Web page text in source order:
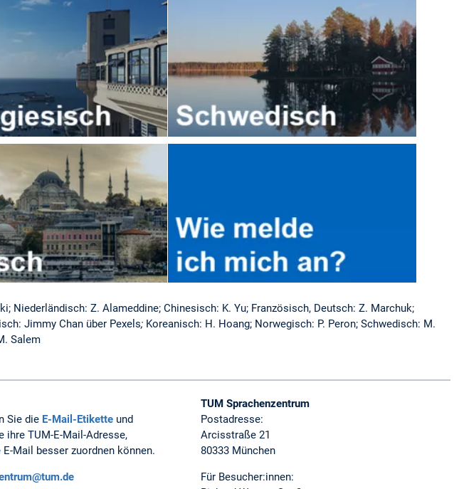
Niederländisch: Z. Alameddine; Chinesisch: K. Yu; Französisch, Deutsch: Z. Marchuk;
Jimmy Chan über Pexels; Koreanisch: H. Hoang; Norwegisch: P. Peron; Schwedisch: M.
Salem
Sie die E-Mail-Etiketteund
ihre TUM-E-Mail-Adresse,
Mail besser zuordnen können.
TUM Sprachenzentrum
Postadresse:
Arcisstraße 21
80333 München
Für Besucher:innen: